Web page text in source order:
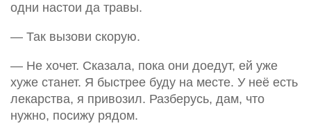
одни настои да травы.
— Так вызови скорую.
— Не хочет. Сказала, пока они доедут, ей уже
хуже станет. Я быстрее буду на месте. У неё есть
лекарства, я привозил. Разберусь, дам, что
нужно, посижу рядом.